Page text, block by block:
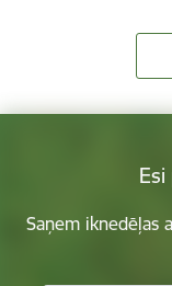
Saņem iknedēļas